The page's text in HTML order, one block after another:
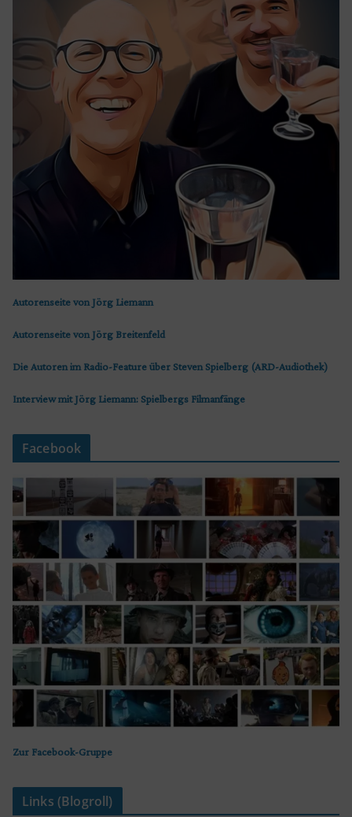
Autorenseite von Jörg Liemann
Autorenseite von Jörg Breitenfeld
Die Autoren im Radio-Feature über Steven Spielberg (ARD-Audiothek)
Interview mit Jörg Liemann: Spielbergs Filmanfänge
Facebook
Zur Facebook-Gruppe
Links (Blogroll)